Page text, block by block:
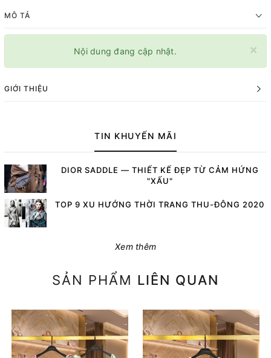
MÔ TẢ
×
Nội dung đang cập nhật.
GIỚI THIỆU
TIN KHUYẾN MÃI
DIOR SADDLE — THIẾT KẾ ĐẸP TỪ CẢM HỨNG
"XẤU"
TOP 9 XU HƯỚNG THỜI TRANG THU-ĐÔNG 2020
Xem thêm
SẢN PHẨM LIÊN QUAN